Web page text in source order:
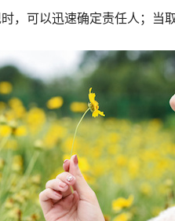
，可以迅速确定责任人；当